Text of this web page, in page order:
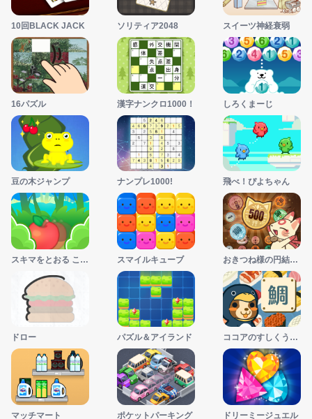
10回BLACK JACK ソリティア2048 スイーツ神経衰弱
16パズル 漢字ナンクロ1000！ しろくまーじ
豆の木ジャンプ ナンプレ1000! 飛べ！ぴよちゃん
スキマをとおる これナンだ⁉ スマイルキューブ おきつね様の円結びパズル
ドロー パズル＆アイランド ココアのすしくうのー！
マッチマート ポケットパーキング ドリーミージュエル